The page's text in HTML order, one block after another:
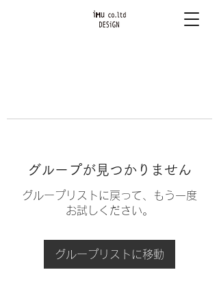
グループが見つかりません
グループリストに戻って、もう一度
お試しください。
グループリストに移動